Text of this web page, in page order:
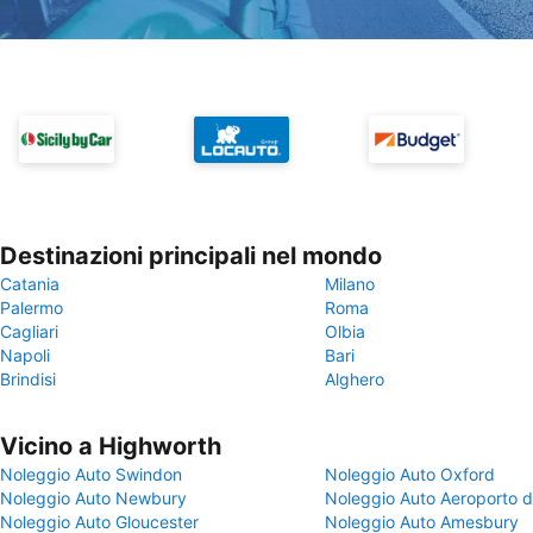
Destinazioni principali nel mondo
Catania
Milano
Palermo
Roma
Cagliari
Olbia
Napoli
Bari
Brindisi
Alghero
Vicino a Highworth
Noleggio Auto Swindon
Noleggio Auto Oxford
Noleggio Auto Newbury
Noleggio Auto Aeroporto
Noleggio Auto Gloucester
Noleggio Auto Amesbury